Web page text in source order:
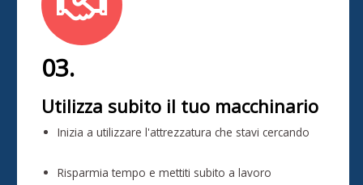
03.
Utilizza subito il tuo macchinario
Inizia a utilizzare l'attrezzatura che stavi cercando
Risparmia tempo e mettiti subito a lavoro